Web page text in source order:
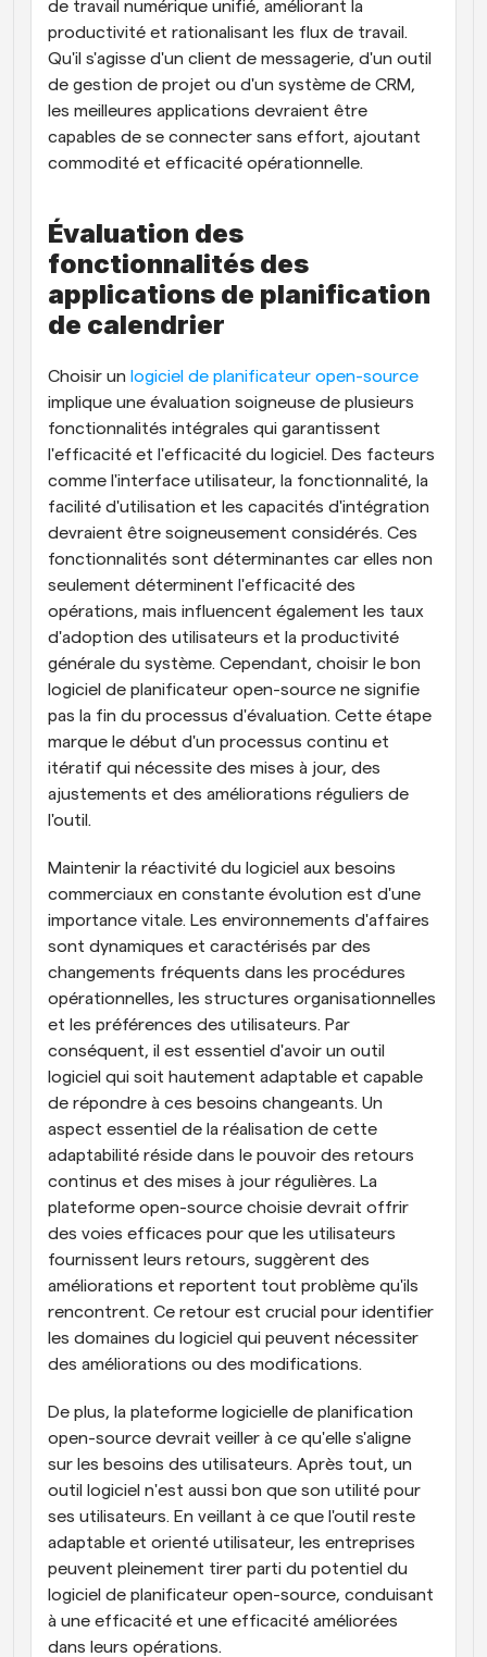
de travail numérique unifié, améliorant la
productivité et rationalisant les flux de travail.
Qu'il s'agisse d'un client de messagerie, d'un outil
de gestion de projet ou d'un système de CRM,
les meilleures applications devraient être
capables de se connecter sans effort, ajoutant
commodité et efficacité opérationnelle.
Évaluation des
fonctionnalités des
applications de planification
de calendrier
Choisir un logiciel de planificateur open-source
implique une évaluation soigneuse de plusieurs
fonctionnalités intégrales qui garantissent
l'efficacité et l'efficacité du logiciel. Des facteurs
comme l'interface utilisateur, la fonctionnalité, la
facilité d'utilisation et les capacités d'intégration
devraient être soigneusement considérés. Ces
fonctionnalités sont déterminantes car elles non
seulement déterminent l'efficacité des
opérations, mais influencent également les taux
d'adoption des utilisateurs et la productivité
générale du système. Cependant, choisir le bon
logiciel de planificateur open-source ne signifie
pas la fin du processus d'évaluation. Cette étape
marque le début d'un processus continu et
itératif qui nécessite des mises à jour, des
ajustements et des améliorations réguliers de
l'outil.
Maintenir la réactivité du logiciel aux besoins
commerciaux en constante évolution est d'une
importance vitale. Les environnements d'affaires
sont dynamiques et caractérisés par des
changements fréquents dans les procédures
opérationnelles, les structures organisationnelles
et les préférences des utilisateurs. Par
conséquent, il est essentiel d'avoir un outil
logiciel qui soit hautement adaptable et capable
de répondre à ces besoins changeants. Un
aspect essentiel de la réalisation de cette
adaptabilité réside dans le pouvoir des retours
continus et des mises à jour régulières. La
plateforme open-source choisie devrait offrir
des voies efficaces pour que les utilisateurs
fournissent leurs retours, suggèrent des
améliorations et reportent tout problème qu'ils
rencontrent. Ce retour est crucial pour identifier
les domaines du logiciel qui peuvent nécessiter
des améliorations ou des modifications.
De plus, la plateforme logicielle de planification
open-source devrait veiller à ce qu'elle s'aligne
sur les besoins des utilisateurs. Après tout, un
outil logiciel n'est aussi bon que son utilité pour
ses utilisateurs. En veillant à ce que l'outil reste
adaptable et orienté utilisateur, les entreprises
peuvent pleinement tirer parti du potentiel du
logiciel de planificateur open-source, conduisant
à une efficacité et une efficacité améliorées
dans leurs opérations.